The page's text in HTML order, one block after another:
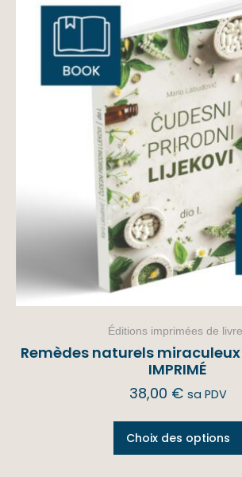
Éditions imprimées de
Remèdes naturels miraculeux
IMPRIMÉ
38,00 € sa PDV
Choix des options